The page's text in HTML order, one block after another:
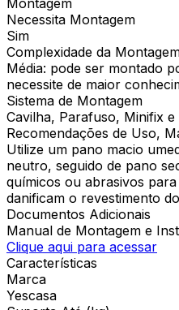
Necessita Montagem
Sim
Complexidade da
Média: pode ser montado
necessite de maior
Sistema de Montagem
Cavilha, Parafuso, Minifix e
Recomendações de Uso,
Utilize um pano macio
neutro, seguido de pano
químicos ou abrasivos
danificam o revestimento
Documentos Adicionais
Manual de Montagem e
Clique aqui para acessar
Características
Marca
Yescasa